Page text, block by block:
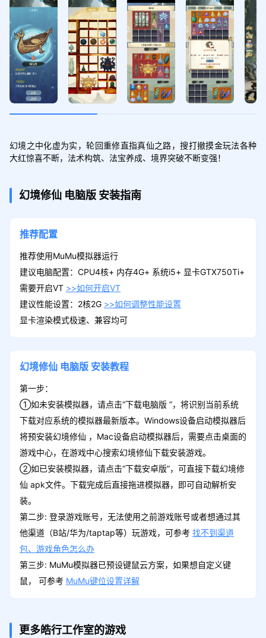
幻境之中化虚为实，轮回重修直指真仙之路，搜打撤摸金玩法各种
大红惊喜不断，法术构筑、法宝养成、境界突破不断变强！
幻境修仙 电脑版 安装指南
推荐配置
推荐使用MuMu模拟器运行
建议电脑配置：CPU4核+ 内存4G+ 系统i5+ 显卡GTX750Ti+
需要开启VT >>如何开启VT
建议性能设置：2核2G >>如何调整性能设置
显卡渲染模式极速、兼容均可
幻境修仙 电脑版 安装教程
第一步：
①如未安装模拟器，请点击“下载电脑版 ”，将识别当前系统
下载对应系统的模拟器最新版本。Windows设备启动模拟器后
将预安装幻境修仙 ，Mac设备启动模拟器后，需要点击桌面的
游戏中心，在游戏中心搜索幻境修仙下载安装游戏。
②如已安装模拟器，请点击“下载安卓版”，可直接下载幻境修
仙 apk文件。下载完成后直接拖进模拟器，即可自动解析安
装。
第二步: 登录游戏账号，无法使用之前游戏账号或者想通过其
他渠道（B站/华为/taptap等）玩游戏，可参考 找不到渠道
包、游戏角色怎么办
第三步: MuMu模拟器已预设键鼠云方案，如果想自定义键
鼠， 可参考 MuMu键位设置详解
更多皓行工作室的游戏